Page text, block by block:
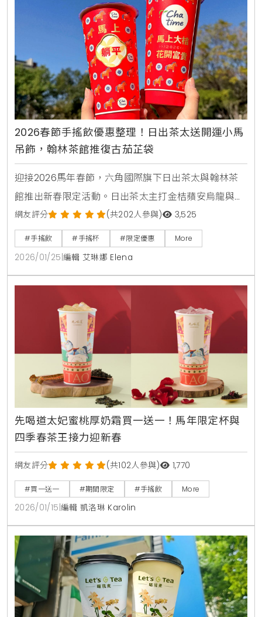
2026春節手搖飲優惠整理！日出茶太送開運小馬
吊飾，翰林茶館推復古茄芷袋
迎接2026馬年春節，六角國際旗下日出茶太與翰林茶
館推出新春限定活動。日出茶太主打金桔蘋安烏龍與開
運小馬吊飾，翰林茶館則推出復古時尚的珍奶版茄芷
袋。活動期間消費滿額或點購指定套餐，即有機會獲得
限量週邊與飲品優惠，是今年過年走春與聚餐的最佳選
擇。
網友評分 (共202人參與) 3,525
#手搖飲 #手搖杯 #限定優惠 More
2026/01/25 編輯 艾琳娜 Elena
先喝道太妃蜜桃厚奶霜買一送一！馬年限定杯與
四季春茶王接力迎新春
網友評分 (共102人參與) 1,770
#買一送一 #期間限定 #手搖飲 More
2026/01/15 編輯 凱洛琳 Karolin